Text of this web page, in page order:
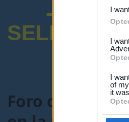
I
I
I
of
it
-
Foro de